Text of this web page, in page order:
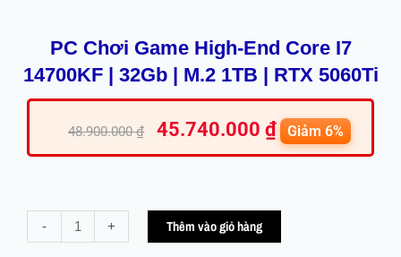
PC Chơi Game High-End Core I7
14700KF | 32Gb | M.2 1TB | RTX 5060Ti
48.900.000₫
gốc
45.740.000 ₫ Giảm 6% hiện
tại
-
Chơi
+ Thêm vào giỏ hàng